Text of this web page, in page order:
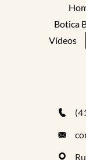
Botica
Vídeos